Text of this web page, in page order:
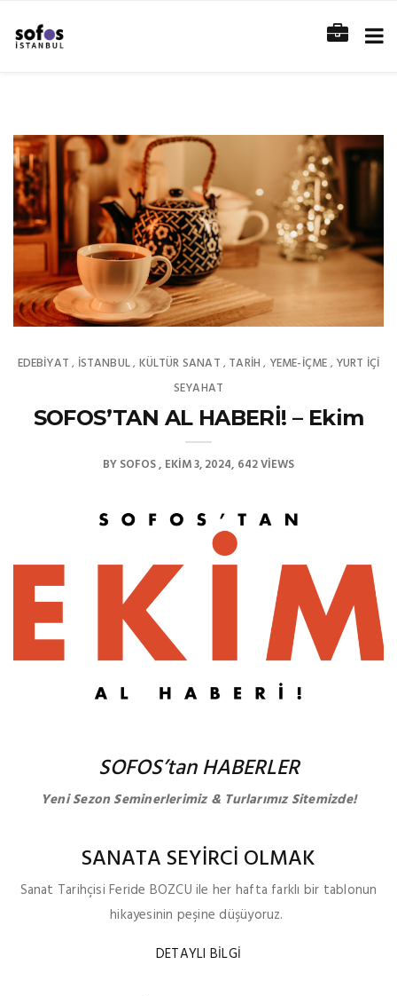
EDEBIYAT , İSTANBUL, KÜLTÜR SANAT , TARİH , YEME-İÇME , YURT İÇİ
SEYAHAT
SOFOS’TAN AL HABERİ! – Ekim
BYSOFOS EKIM 3, 2024 642 VIEWS
SOFOS’tan HABERLER
Yeni Sezon Seminerlerimiz & Turlarımız Sitemizde!
SANATA SEYİRCİ OLMAK
Sanat Tarihçisi Feride BOZCU ile her hafta farklı bir tablonun
hikayesinin peşine düşüyoruz.
DETAYLI BİLGİ